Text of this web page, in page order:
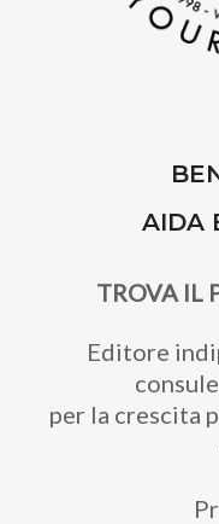
AIDA
TROVA IL
Editore
per la crescita